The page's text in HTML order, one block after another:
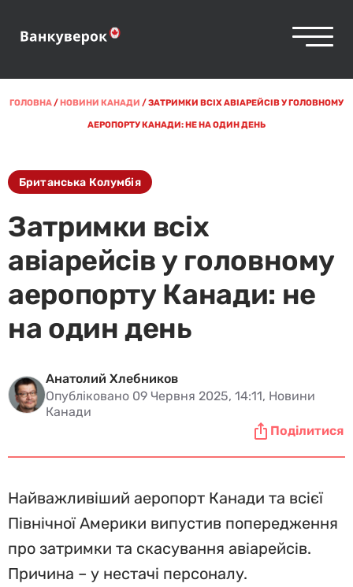
ГОЛОВНА/НОВИНИ КАНАДИ /ЗАТРИМКИ ВСІХ АВІАРЕЙСІВ У ГОЛОВНОМУ
АЕРОПОРТУ КАНАДИ: НЕ НА ОДИН ДЕНЬ
Британська Колумбія
Затримки всіх
авіарейсів у головному
аеропорту Канади: не
на один день
Анатолий Хлебников
Опубліковано 09 Червня 2025, 14:11, Новини
Канади
Поділитися
Найважливіший аеропорт Канади та всієї
Північної Америки випустив попередження
про затримки та скасування авіарейсів.
Причина – у нестачі персоналу.